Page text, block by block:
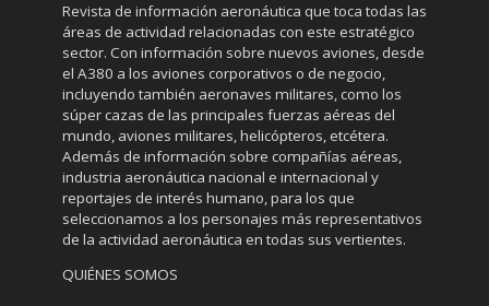
Revista de información aeronáutica que toca todas las
áreas de actividad relacionadas con este estratégico
sector. Con información sobre nuevos aviones, desde
el A380 a los aviones corporativos o de negocio,
incluyendo también aeronaves militares, como los
súper cazas de las principales fuerzas aéreas del
mundo, aviones militares, helicópteros, etcétera.
Además de información sobre compañías aéreas,
industria aeronáutica nacional e internacional y
reportajes de interés humano, para los que
seleccionamos a los personajes más representativos
de la actividad aeronáutica en todas sus vertientes.
QUIÉNES SOMOS